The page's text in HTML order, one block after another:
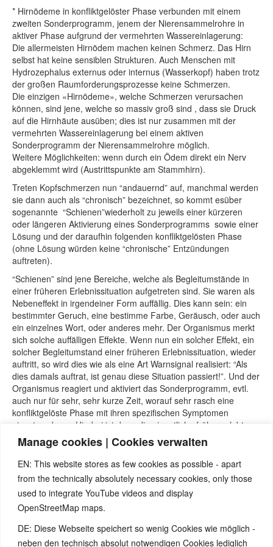
Manage cookies | Cookies verwalten
EN: This website stores as few cookies as possible - apart
from the technically absolutely necessary cookies, only those
used to integrate YouTube videos and display
OpenStreetMap maps.
DE: Diese Webseite speichert so wenig Cookies wie möglich -
neben den technisch absolut notwendigen Cookies lediglich
* Hirnödeme in konfliktgelöster Phase verbunden mit einem
zweiten Sonderprogramm, jenem der Nierensammelrohre in
aktiver Phase aufgrund der vermehrten Wassereinlagerung:
Die allermeisten Hirnödem machen keinen Schmerz. Das Hirn
selbst hat keine sensiblen Strukturen. Auch Menschen mit
Hydrozephalus externus oder internus (Wasserkopf) haben trotz
der großen Raumforderungsprozesse keine Schmerzen.
Die einzigen «Hirnödeme», welche Schmerzen verursachen
können, sind jene, welche so massiv groß sind , dass sie Druck
auf die Hirnhäute ausüben; dies ist nur zusammen mit der
vermehrten Wassereinlagerung bei einem aktiven
Sonderprogramm der Nierensammelrohre möglich.
Weitere Möglichkeiten: wenn durch ein Ödem direkt ein Nerv
abgeklemmt wird (Austrittspunkte am Stammhirn).
Treten Kopfschmerzen nun “andauernd” auf, manchmal werden
sie dann auch als “chronisch” bezeichnet, so kommt esüber
sogenannte “Schienen”wiederholt zu jeweils einer kürzeren
oder längeren Aktivierung eines Sonderprogramms sowie einer
Lösung und der daraufhin folgenden konfliktgelösten Phase
(ohne Lösung würden keine “chronische” Entzündungen
auftreten).
“Schienen” sind jene Bereiche, welche als Begleitumstände in
einer früheren Erlebnissituation aufgetreten sind. Sie waren als
Nebeneffekt in irgendeiner Form auffällig. Dies kann sein: ein
bestimmter Geruch, eine bestimme Farbe, Geräusch, oder auch
ein einzelnes Wort, oder anderes mehr. Der Organismus merkt
sich solche auffälligen Effekte. Wenn nun ein solcher Effekt, ein
solcher Begleitumstand einer früheren Erlebnissituation, wieder
auftritt, so wird dies wie als eine Art Warnsignal realisiert: “Als
dies damals auftrat, ist genau diese Situation passiert!”. Und der
Organismus reagiert und aktiviert das Sonderprogramm, evtl.
auch nur für sehr, sehr kurze Zeit, worauf sehr rasch eine
konfliktgelöste Phase mit ihren spezifischen Symptomen
einsetzen kann. Hierbei ist dann die eigentliche früher erlebte
und empfundene Konfliktgeschichte kein großes Thema mehr.
(Es ist jeweils zu achten auf das Symptom und deren konkreten
Zuordnung zu einem der Phasenabschnitte!)
Quellen:
Seminare von Nicolas Barro, nicolasbarro.de
Naturnah-Seminar mit Nicolas Barro und Marco Pfister.
Internetseite www.5bn.de.
Zur Einführung: Simona Cella, Marco Pfister, „Krankheit ist
etwas anderes“, Einführungsbüchlein zu den fünf biologischen